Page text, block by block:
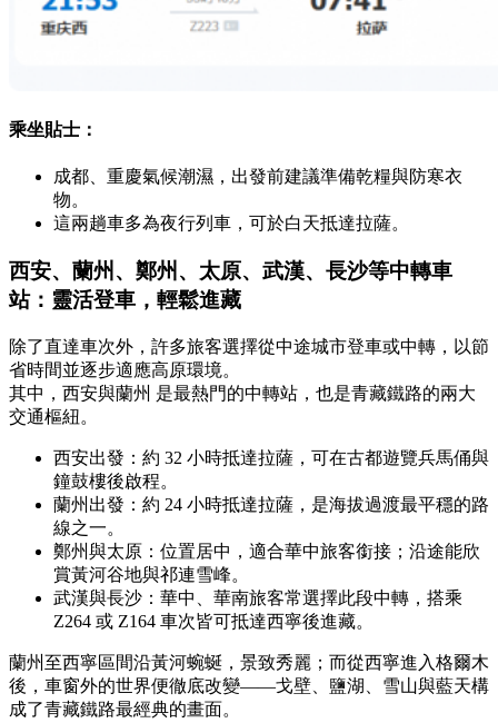
乘坐貼士：
成都、重慶氣候潮濕，出發前建議準備乾糧與防寒衣
物。
這兩趟車多為夜行列車，可於白天抵達拉薩。
西安、蘭州、鄭州、太原、武漢、長沙等中轉車
站：靈活登車，輕鬆進藏
除了直達車次外，許多旅客選擇從中途城市登車或中轉，以節
省時間並逐步適應高原環境。
其中，西安與蘭州 是最熱門的中轉站，也是青藏鐵路的兩大
交通樞紐。
西安出發：約 32 小時抵達拉薩，可在古都遊覽兵馬俑與
鐘鼓樓後啟程。
蘭州出發：約 24 小時抵達拉薩，是海拔過渡最平穩的路
線之一。
鄭州與太原：位置居中，適合華中旅客銜接；沿途能欣
賞黃河谷地與祁連雪峰。
武漢與長沙：華中、華南旅客常選擇此段中轉，搭乘
Z264 或 Z164 車次皆可抵達西寧後進藏。
蘭州至西寧區間沿黃河蜿蜒，景致秀麗；而從西寧進入格爾木
後，車窗外的世界便徹底改變——戈壁、鹽湖、雪山與藍天構
成了青藏鐵路最經典的畫面。